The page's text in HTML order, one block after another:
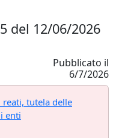
del 12/06/2026
Pubblicato il
6/7/2026
tutela delle
enti